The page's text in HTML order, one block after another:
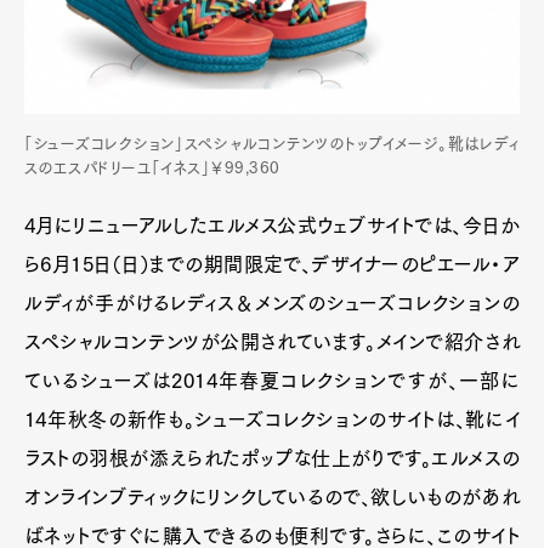
「シューズコレクション」スペシャルコンテンツのトップイメージ。靴はレディ
スのエスパドリーユ「イネス」￥99,360
4月にリニューアルしたエルメス公式ウェブサイトでは、今日か
ら6月15日（日）までの期間限定で、デザイナーのピエール・ア
ルディが手がけるレディス＆メンズのシューズコレクションの
スペシャルコンテンツが公開されています。メインで紹介され
ているシューズは2014年春夏コレクションですが、一部に
14年秋冬の新作も。シューズコレクションのサイトは、靴にイ
ラストの羽根が添えられたポップな仕上がりです。エルメスの
オンラインブティックにリンクしているので、欲しいものがあれ
ばネットですぐに購入できるのも便利です。さらに、このサイト